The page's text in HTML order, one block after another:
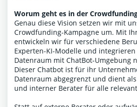
Worum geht es in der
Genau diese Vision setzen wir mit
Crowdfunding-Kampagne um. Mit
entwickeln wir für verschiedene
Experten-KI-Modelle und
Datenraum mit ChatBot-Umgebung
Dieser Chatbot ist für ihr
Datenraum abgegrenzt und dient
und interner Berater für alle